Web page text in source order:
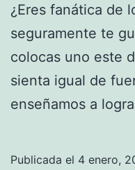
¿Eres fanática de
seguramente te
colocas uno este
sienta igual de
enseñamos a
Publicada el 4 enero,